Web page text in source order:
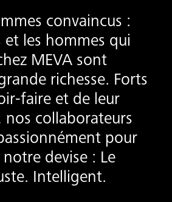
convaincus :
et les hommes qui
MEVA sont
richesse. Forts
faire et de leur
nos collaborateurs
pour
devise : Le
Intelligent.